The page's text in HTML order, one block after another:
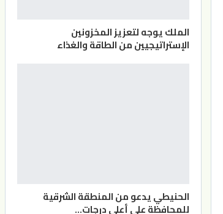
الملك يوجه لتعزيز المخزونين
الإستراتيجيين من الطاقة والغذاء
الحنيطي يدعو من المنطقة الشرقية
للمحافظة على أعلى درجات…